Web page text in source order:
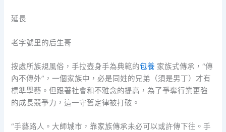
延長
老字號里的后生哥
按處所族規風俗，手拉壺身手為典範的包養 家族式傳承，“傳
內不傳外”，一個家族中，必是同姓的兄弟（須是男丁）才有
標準學藝。但跟著社會和不雅念的提高，為了爭奪行業更強
的成長競爭力，這一守舊定律被打破。
“手藝路人。大師城市，靠家族傳承未必可以或許傳下往。手